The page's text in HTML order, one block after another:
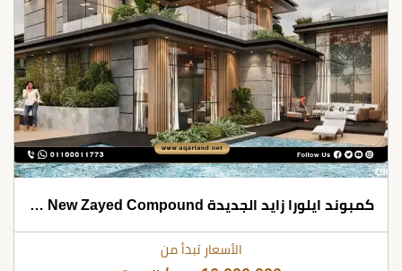
كمبوند ايلورا زايد الجديدة Elora New Zayed Compound شركة ارابيا للتطوير العقاري
الأسعار تبدأ من